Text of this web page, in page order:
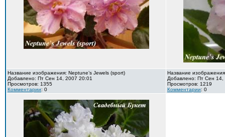
Название изображения: Neptune’s Jewels (sport)
Добавлено: Пт Сен 14, 2007 20:01
Просмотров: 1355
Комментарии: 0
Название
Добавлено: Пт Сен 14,
Просмотров: 1219
Комментарии: 0